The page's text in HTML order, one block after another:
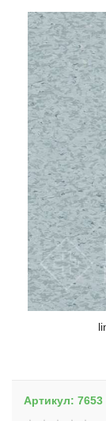
Артикул: 7653